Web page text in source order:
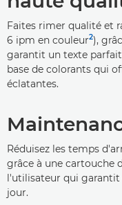
Faites rimer qualité et
6 ipm en couleur2),
garantit un texte
base de colorants qui
éclatantes.
Réduisez les temps
grâce à une cartouche
l'utilisateur qui garantit
jour.